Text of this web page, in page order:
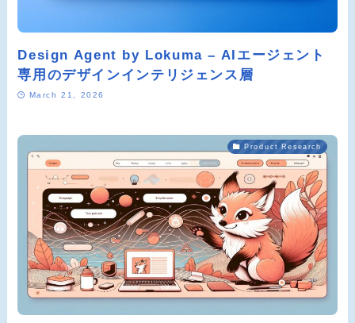
Design Agent by Lokuma – AIエージェント
専用のデザインインテリジェンス層
March 21, 2026
Product Research